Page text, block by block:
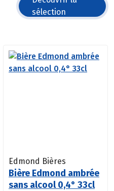
sélection
Edmond Bières
Bière Edmond ambrée
sans alcool 0,4° 33cl